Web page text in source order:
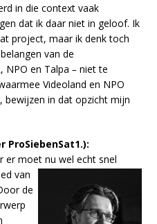
in die context vaak
dat ik daar niet in geloof. Ik
project, maar ik denk toch
van de
NPO en Talpa – niet te
Videoland en NPO
bewijzen in dat opzicht mijn
ProSiebenSat1.):
er moet nu wel echt snel
van
de